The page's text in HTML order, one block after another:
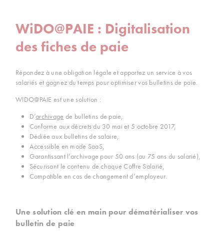
WiDO@PAIE : Digitalisation
des fiches de paie
Répondez à une obligation légale et apportez un service à vos
salariés et gagnez du temps pour optimiser vos bulletins de paie.
WIDO@PAIE est une solution :
D’archivage de bulletins de paie,
Conforme aux décrets du 30 mai et 5 octobre 2017,
Dédiée aux bulletins de salaire,
Accessible en mode SaaS,
Garantissant l’archivage pour 50 ans (au 75 ans du salarié),
Sécurisant le contenu de chaque Coffre Salarié,
Compatible en cas de changement d’employeur.
Une solution clé en main pour dématérialiser vos
bulletin de paie